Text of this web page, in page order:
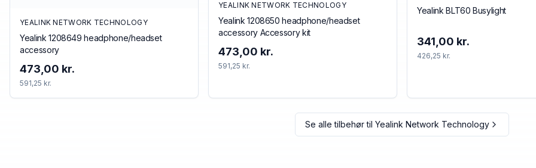
YEALINK NETWORK TECHNOLOGY
Yealink 1208649 headphone/headset
accessory
473,00 kr.
591,25 kr.
YEALINK NETWORK TECHNOLOGY
Yealink 1208650 headphone/headset
accessory Accessory kit
473,00 kr.
591,25 kr.
Yealink BLT60 Busylight
341,00 kr.
426,25 kr.
Se alle tilbehør til Yealink Network Technology